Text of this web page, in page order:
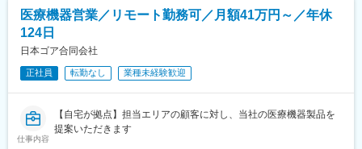
医療機器営業／リモート勤務可／月額41万円～／年休
124日
日本ゴア合同会社
正社員 転勤なし 業種未経験歓迎
仕事内容
【自宅が拠点】担当エリアの顧客に対し、当社の医療機器製品を
提案いただきます